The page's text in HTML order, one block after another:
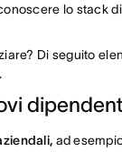
lo stack
Di seguito
ad